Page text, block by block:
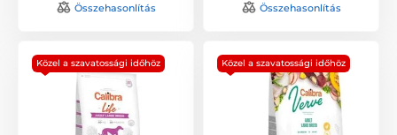
Összehasonlítás Összehasonlítás
Közel a szavatossági időhöz Közel a szavatossági időhöz